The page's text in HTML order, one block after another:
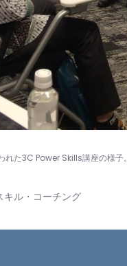
れた3C Power Skills講座の様子。
キル・コーチング